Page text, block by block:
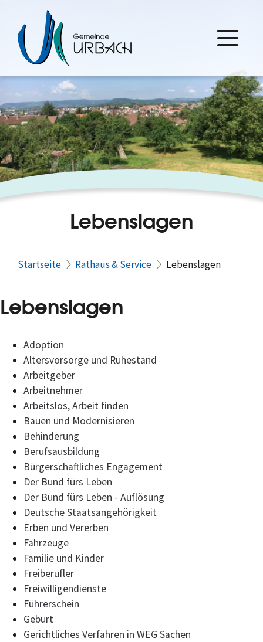
Lebenslagen
Startseite Rathaus & Service Lebenslagen
Lebenslagen
Adoption
Altersvorsorge und Ruhestand
Arbeitgeber
Arbeitnehmer
Arbeitslos, Arbeit finden
Bauen und Modernisieren
Behinderung
Berufsausbildung
Bürgerschaftliches Engagement
Der Bund fürs Leben
Der Bund fürs Leben - Auflösung
Deutsche Staatsangehörigkeit
Erben und Vererben
Fahrzeuge
Familie und Kinder
Freiberufler
Freiwilligendienste
Führerschein
Geburt
Gerichtliches Verfahren in WEG Sachen